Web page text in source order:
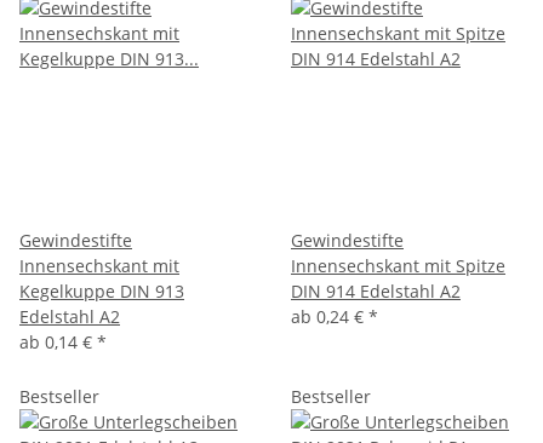
Gewindestifte
Innensechskant mit
Kegelkuppe DIN 913
Edelstahl A2
ab 0,14 € *
Gewindestifte
Innensechskant mit Spitze
DIN 914 Edelstahl A2
ab 0,24 € *
Bestseller Bestseller